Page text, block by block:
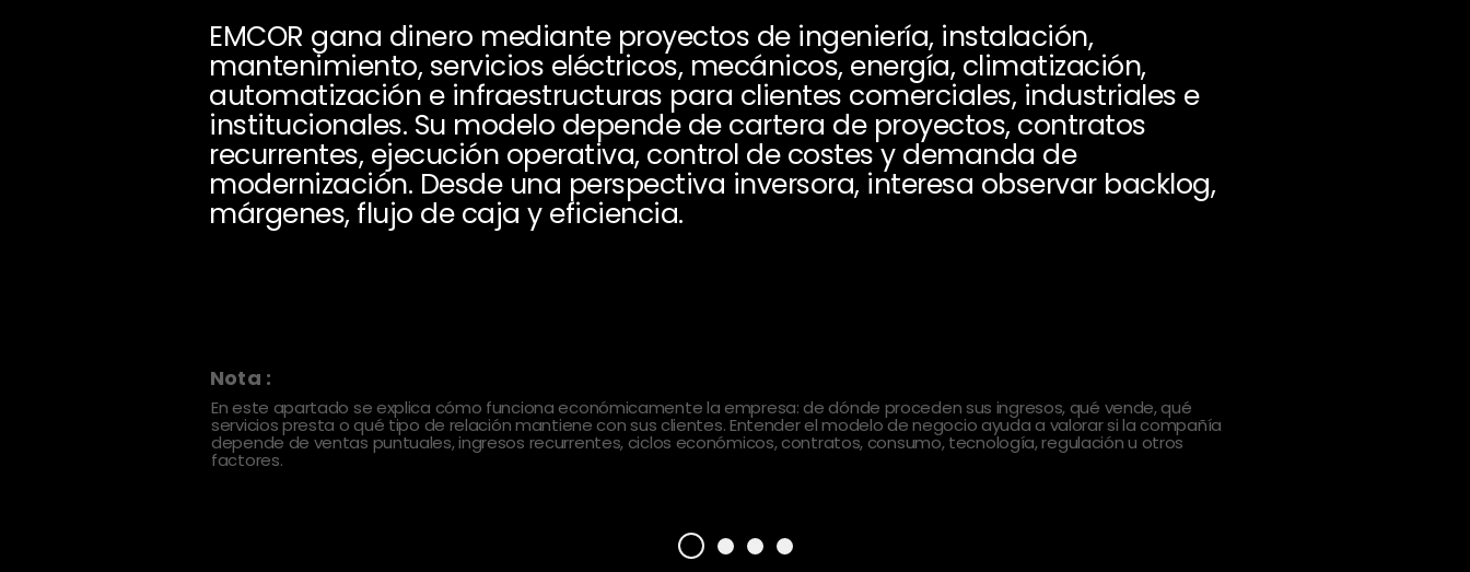
EMCOR gana dinero mediante proyectos de ingeniería, instalación,
mantenimiento, servicios eléctricos, mecánicos, energía, climatización,
automatización e infraestructuras para clientes comerciales, industriales e
institucionales. Su modelo depende de cartera de proyectos, contratos
recurrentes, ejecución operativa, control de costes y demanda de
modernización. Desde una perspectiva inversora, interesa observar backlog,
márgenes, flujo de caja y eficiencia.
Nota :
En este apartado se explica cómo funciona económicamente la empresa: de dónde proceden sus ingresos, qué vende, qué
servicios presta o qué tipo de relación mantiene con sus clientes. Entender el modelo de negocio ayuda a valorar si la compañía
depende de ventas puntuales, ingresos recurrentes, ciclos económicos, contratos, consumo, tecnología, regulación u otros
factores.